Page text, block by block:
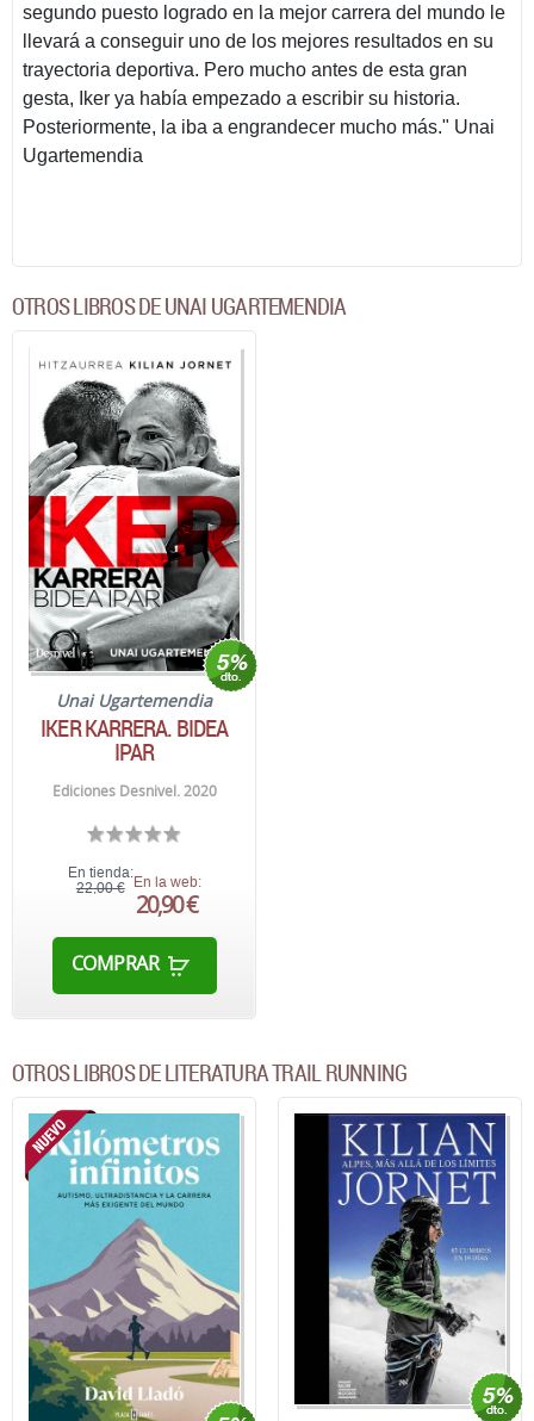
segundo puesto logrado en la mejor carrera del mundo le
llevará a conseguir uno de los mejores resultados en su
trayectoria deportiva. Pero mucho antes de esta gran
gesta, Iker ya había empezado a escribir su historia.
Posteriormente, la iba a engrandecer mucho más." Unai
Ugartemendia
OTROS LIBROS DE UNAI UGARTEMENDIA
Unai Ugartemendia
IKER KARRERA. BIDEA
IPAR
Ediciones Desnivel. 2020
En tienda:
22,00 € En la web:
20,90 €
COMPRAR
OTROS LIBROS DE LITERATURA TRAIL RUNNING